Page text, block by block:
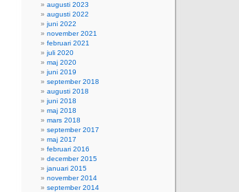
augusti 2023
augusti 2022
juni 2022
november 2021
februari 2021
juli 2020
maj 2020
juni 2019
september 2018
augusti 2018
juni 2018
maj 2018
mars 2018
september 2017
maj 2017
februari 2016
december 2015
januari 2015
november 2014
september 2014